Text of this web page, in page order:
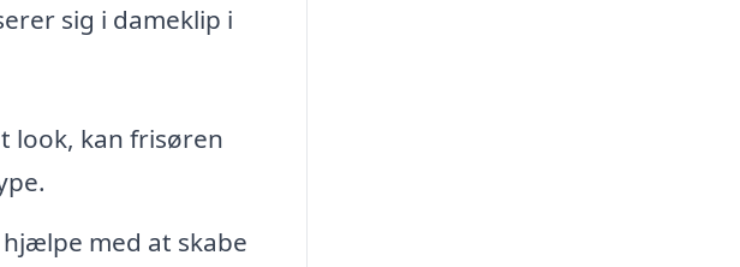
sig i dameklip i
look, kan frisøren
med at skabe